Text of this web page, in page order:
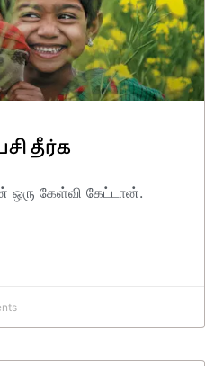
தீர்க
ஒரு கேள்வி கேட்டான்.